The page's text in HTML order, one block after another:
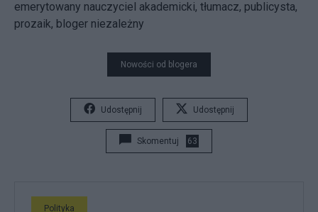
emerytowany nauczyciel akademicki, tłumacz, publicysta,
prozaik, bloger niezależny
Nowości od blogera
Udostępnij Udostępnij
Skomentuj 63
Polityka